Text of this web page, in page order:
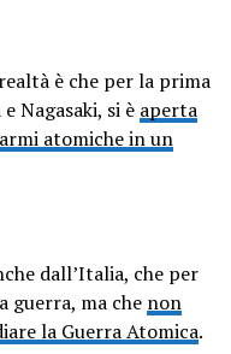
è che per la prima
Nagasaki, si è aperta
atomiche in un
dall’Italia, che per
guerra, ma che non
la Guerra Atomica.